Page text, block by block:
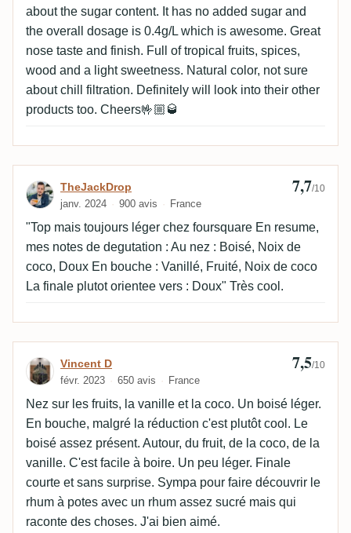
about the sugar content. It has no added sugar and
the overall dosage is 0.4g/L which is awesome. Great
nose taste and finish. Full of tropical fruits, spices,
wood and a light sweetness. Natural color, not sure
about chill filtration. Definitely will look into their other
products too. Cheers🤟🏼🥃
Avis de TheJackDrop
TheJackDrop
janv. 2024 900 avis France
7,7/10
"Top mais toujours léger chez foursquare En resume,
mes notes de degutation : Au nez : Boisé, Noix de
coco, Doux En bouche : Vanillé, Fruité, Noix de coco
La finale plutot orientee vers : Doux" Très cool.
Avis de Vincent D
Vincent D
févr. 2023 650 avis France
7,5/10
Nez sur les fruits, la vanille et la coco. Un boisé léger.
En bouche, malgré la réduction c'est plutôt cool. Le
boisé assez présent. Autour, du fruit, de la coco, de la
vanille. C'est facile à boire. Un peu léger. Finale
courte et sans surprise. Sympa pour faire découvrir le
rhum à potes avec un rhum assez sucré mais qui
raconte des choses. J'ai bien aimé.